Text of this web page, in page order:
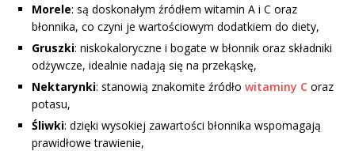
Morele: są doskonałym źródłem witamin A i C oraz
błonnika, co czyni je wartościowym dodatkiem do diety,
Gruszki: niskokaloryczne i bogate w błonnik oraz składniki
odżywcze, idealnie nadają się na przekąskę,
Nektarynki: stanowią znakomite źródło witaminy C oraz
potasu,
Śliwki: dzięki wysokiej zawartości błonnika wspomagają
prawidłowe trawienie,